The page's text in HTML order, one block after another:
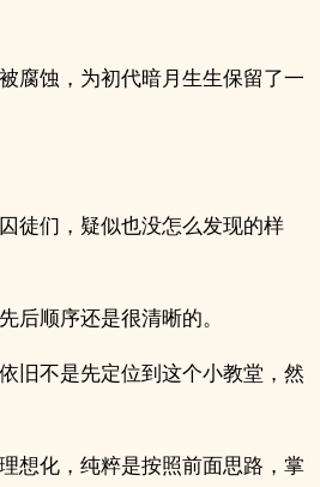
腐蚀，为初代暗月生生保留了一
徒们，疑似也没怎么发现的样
后顺序还是很清晰的。
旧不是先定位到这个小教堂，然
想化，纯粹是按照前面思路，掌